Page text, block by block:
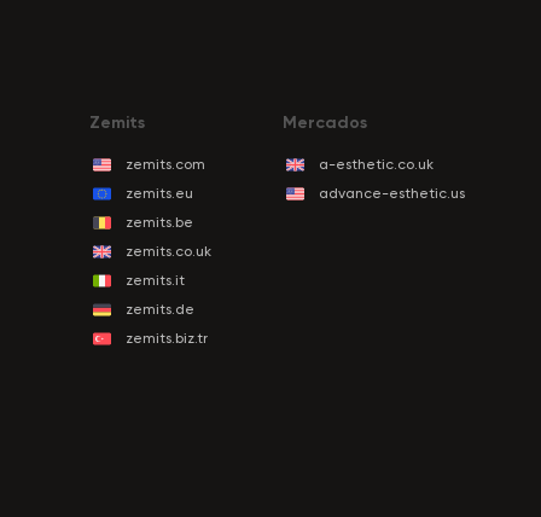
zemits.com
zemits.eu
zemits.be
zemits.co.uk
zemits.it
zemits.de
zemits.biz.tr
Zemits
a-esthetic.co.uk
advance-esthetic.us
Mercados